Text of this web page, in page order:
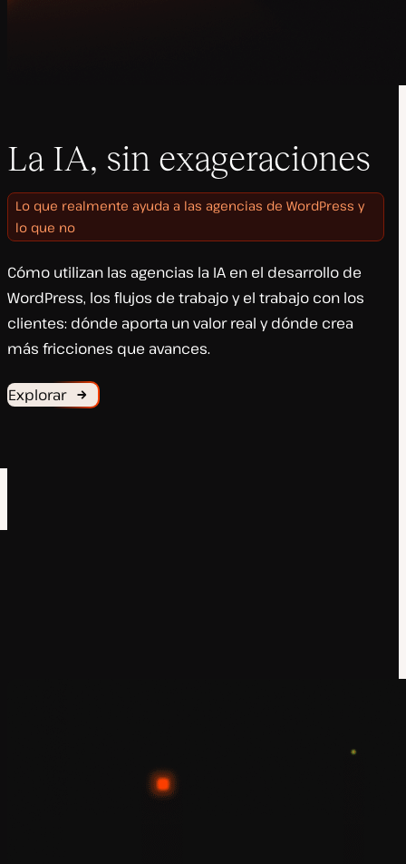
La IA, sin exageraciones
Lo que realmente ayuda a las agencias de WordPress y
lo que no
Cómo utilizan las agencias la IA en el desarrollo de
WordPress, los flujos de trabajo y el trabajo con los
clientes: dónde aporta un valor real y dónde crea
más fricciones que avances.
Explorar